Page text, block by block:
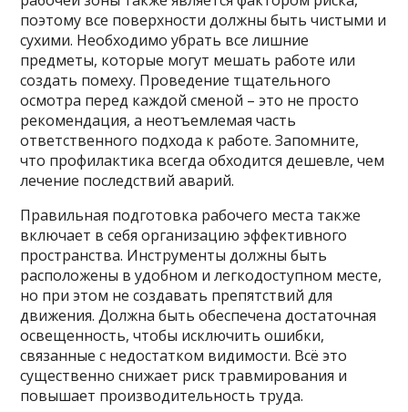
поэтому все поверхности должны быть чистыми и
сухими. Необходимо убрать все лишние
предметы, которые могут мешать работе или
создать помеху. Проведение тщательного
осмотра перед каждой сменой – это не просто
рекомендация, а неотъемлемая часть
ответственного подхода к работе. Запомните,
что профилактика всегда обходится дешевле, чем
лечение последствий аварий.
Правильная подготовка рабочего места также
включает в себя организацию эффективного
пространства. Инструменты должны быть
расположены в удобном и легкодоступном месте,
но при этом не создавать препятствий для
движения. Должна быть обеспечена достаточная
освещенность, чтобы исключить ошибки,
связанные с недостатком видимости. Всё это
существенно снижает риск травмирования и
повышает производительность труда.